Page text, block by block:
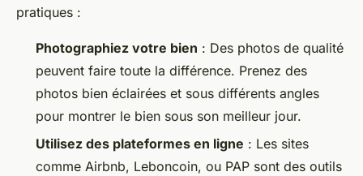
pratiques :
Photographiez votre bien : Des photos de qualité
peuvent faire toute la différence. Prenez des
photos bien éclairées et sous différents angles
pour montrer le bien sous son meilleur jour.
Utilisez des plateformes en ligne : Les sites
comme Airbnb, Leboncoin, ou PAP sont des outils